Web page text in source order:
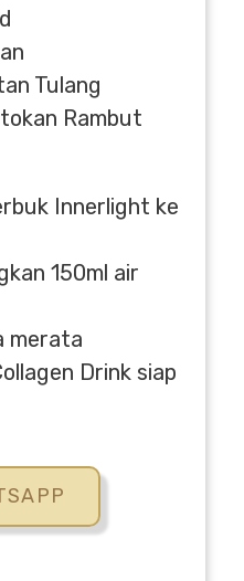
Tulang
Rambut
Innerlight ke
150ml air
merata
Drink siap